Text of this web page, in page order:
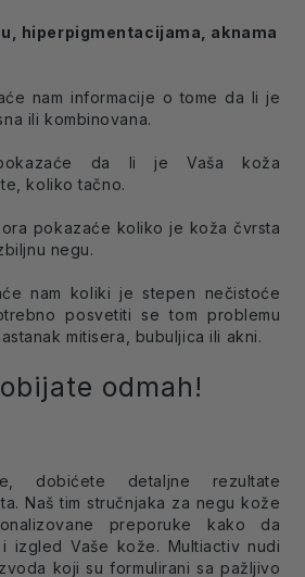
hiperpigmentacijama, aknama
nam informacije o tome da li je
ili kombinovana.
da li je Vaša koža
koliko tačno.
pokazaće koliko je koža čvrsta
negu.
nam koliki je stepen nečistoće
posvetiti se tom problemu
mitisera, bubuljica ili akni.
odmah!
dobićete detaljne rezultate
Naš tim stručnjaka za negu kože
preporuke kako da
izgled Vaše kože. Multiactiv nudi
koji su formulirani sa pažljivo